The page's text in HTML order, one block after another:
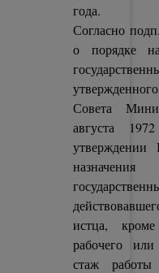
года.
Согласно
о порядке
Совета
августа
утверждении
истца,
рабочего
стаж работы